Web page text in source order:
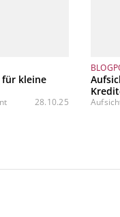
für kleine
28.10.25